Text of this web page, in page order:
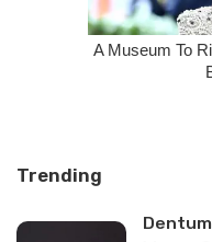
Trending